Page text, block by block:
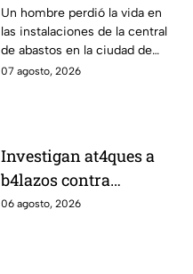
abastos; esto es lo que
se sabe
Un hombre perdió la vida en
las instalaciones de la central
de abastos en la ciudad de
León, tras ser víctima de un
07 agosto, 2026
Investigan at4ques a
b4lazos contra
distintos domicilios en
06 agosto, 2026